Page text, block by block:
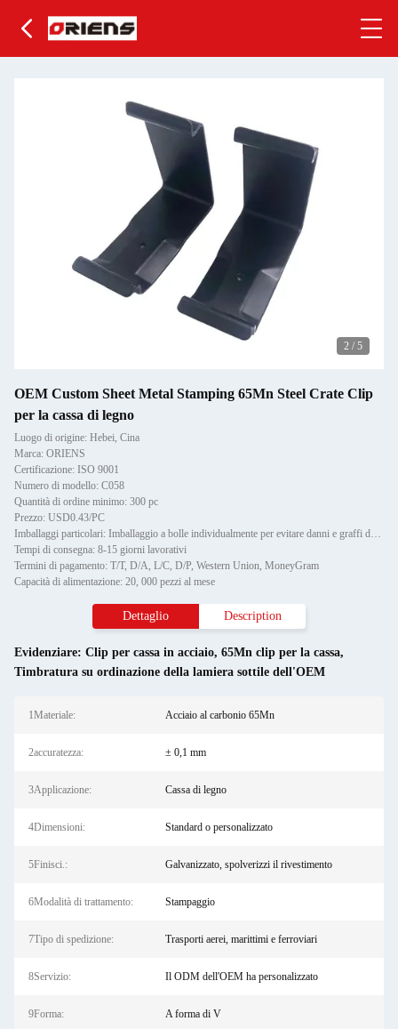
2 / 5
OEM Custom Sheet Metal Stamping 65Mn Steel Crate Clip
per la cassa di legno
Luogo di origine: Hebei, Cina
Marca: ORIENS
Certificazione: ISO 9001
Numero di modello: C058
Quantità di ordine minimo: 300 pc
Prezzo: USD0.43/PC
Imballaggi particolari: Imballaggio a bolle individualmente per evitare danni e graffi durante il trasporto, poi in cartone
Tempi di consegna: 8-15 giorni lavorativi
Termini di pagamento: T/T, D/A, L/C, D/P, Western Union, MoneyGram
Capacità di alimentazione: 20, 000 pezzi al mese
Dettaglio Description
Evidenziare: Clip per cassa in acciaio, 65Mn clip per la cassa,
Timbratura su ordinazione della lamiera sottile dell'OEM
1Materiale: Acciaio al carbonio 65Mn
2accuratezza: ± 0,1 mm
3Applicazione: Cassa di legno
4Dimensioni: Standard o personalizzato
5Finisci.: Galvanizzato, spolverizzi il rivestimento
6Modalità di trattamento: Stampaggio
7Tipo di spedizione: Trasporti aerei, marittimi e ferroviari
8Servizio: Il ODM dell'OEM ha personalizzato
9Forma: A forma di V